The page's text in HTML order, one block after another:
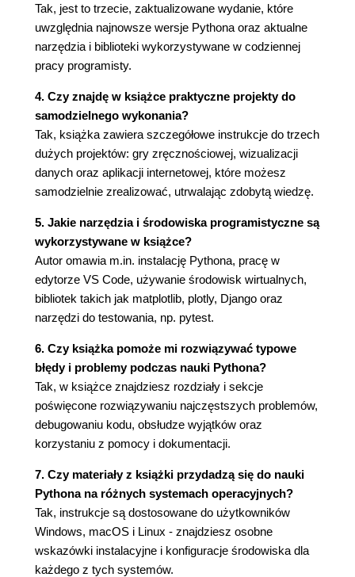
Jakiego rodzaju komentarze należy
tworzyć?
Zen Pythona
Podsumowanie
Czym jest lista?
Uzyskanie dostępu do elementów listy
Numeracja indeksu zaczyna się od 0, a
nie od 1
Użycie poszczególnych wartości listy
Zmienianie, dodawanie i usuwanie elementów
Modyfikowanie elementów na liście
Dodawanie elementów do listy
Usuwanie elementu z listy
Organizacja listy
Trwałe sortowanie listy za pomocą
metody sort()
funkcji sorted()
Wyświetlanie listy w odwrotnej kolejności
alfabetycznej
Określenie wielkości listy
Unikanie błędów indeksu podczas pracy z
listą
Podsumowanie
4. Praca z listą
Iteracja przez całą listę
Dokładniejsza analiza pętli
Wykonanie większej liczby zadań w pętli
for
Tak, jest to trzecie, zaktualizowane wydanie, które
uwzględnia najnowsze wersje Pythona oraz aktualne
narzędzia i biblioteki wykorzystywane w codziennej
pracy programisty.
4. Czy znajdę w książce praktyczne projekty do
samodzielnego wykonania?
Tak, książka zawiera szczegółowe instrukcje do trzech
dużych projektów: gry zręcznościowej, wizualizacji
danych oraz aplikacji internetowej, które możesz
samodzielnie zrealizować, utrwalając zdobytą wiedzę.
5. Jakie narzędzia i środowiska programistyczne są
wykorzystywane w książce?
Autor omawia m.in. instalację Pythona, pracę w
edytorze VS Code, używanie środowisk wirtualnych,
bibliotek takich jak matplotlib, plotly, Django oraz
narzędzi do testowania, np. pytest.
6. Czy książka pomoże mi rozwiązywać typowe
błędy i problemy podczas nauki Pythona?
Tak, w książce znajdziesz rozdziały i sekcje
poświęcone rozwiązywaniu najczęstszych problemów,
debugowaniu kodu, obsłudze wyjątków oraz
korzystaniu z pomocy i dokumentacji.
7. Czy materiały z książki przydadzą się do nauki
Pythona na różnych systemach operacyjnych?
Tak, instrukcje są dostosowane do użytkowników
Windows, macOS i Linux - znajdziesz osobne
wskazówki instalacyjne i konfiguracje środowiska dla
każdego z tych systemów.